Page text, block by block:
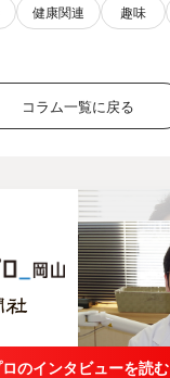
健康関連 趣味
コラム一覧に戻る
ロのインタビューを読む